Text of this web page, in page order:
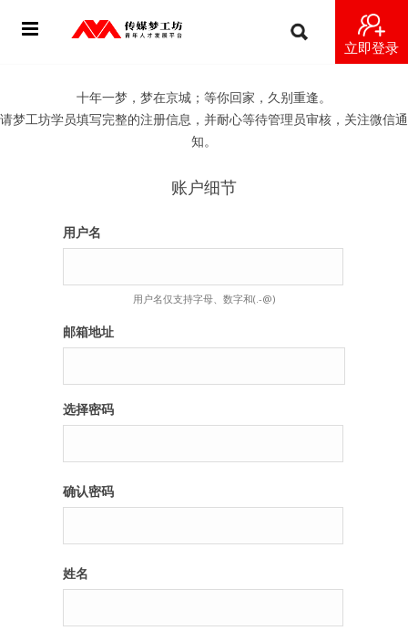
立即登录
纪录片2 青年人不同活法
出彩2016
十年一梦，梦在京城；等你回家，久别重逢。
请梦工坊学员填写完整的注册信息，并耐心等待管理员审核，关注微信通
知。
账户细节
用户名
用户名仅支持字母、数字和(.-@)
邮箱地址
选择密码
确认密码
姓名